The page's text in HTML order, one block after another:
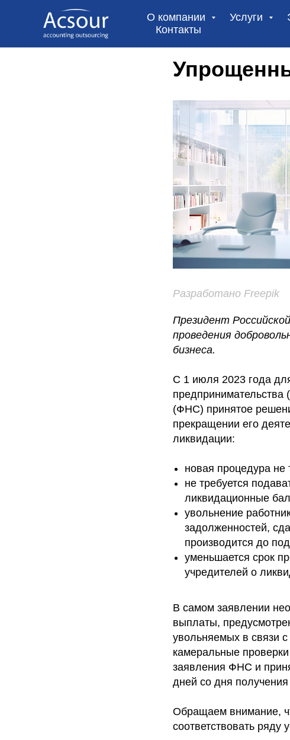
О компании Услуги
Контакты
Разработано Freepik
Президент
проведения
бизнеса.
С 1 июля 2023 года
(ФНС) принятое
прекращении его
ликвидации:
новая процедура не
не требуется
ликвидационные
увольнение
задолженностей,
производится до
уменьшается срок
учредителей о
В самом заявлении
выплаты,
увольняемых в связи
камеральные
заявления ФНС и
дней со дня
Обращаем внимание,
соответствовать ряду